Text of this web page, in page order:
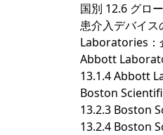
国別 12.6 グロ
患介入デバイ
Laboratories：
Abbott
13.1.4 Abbott
Boston
13.2.3 Boston
13.2.4 Boston